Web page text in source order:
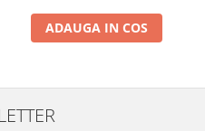
ADAUGA IN COS